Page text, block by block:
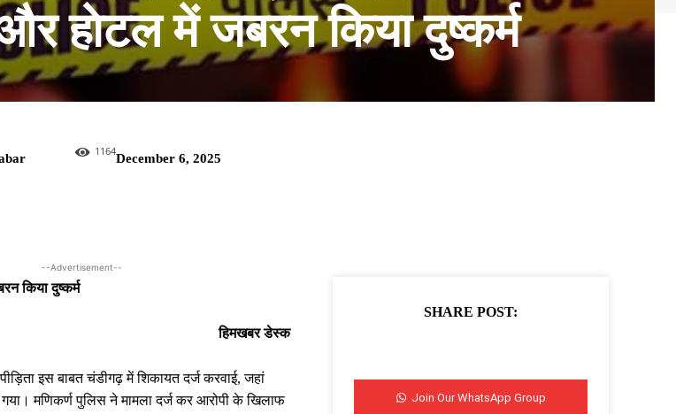
हाेटल में जबरन किया दुष्कर्म
1164
December 6, 2025
--Advertisement--
किया दुष्कर्म
हिमखबर डेस्क
इस बाबत चंडीगढ़ में शिकायत दर्ज करवाई, जहां
मणिकर्ण पुलिस ने मामला दर्ज कर आरोपी के खिलाफ
SHARE POST:
Join Our WhatsApp Group